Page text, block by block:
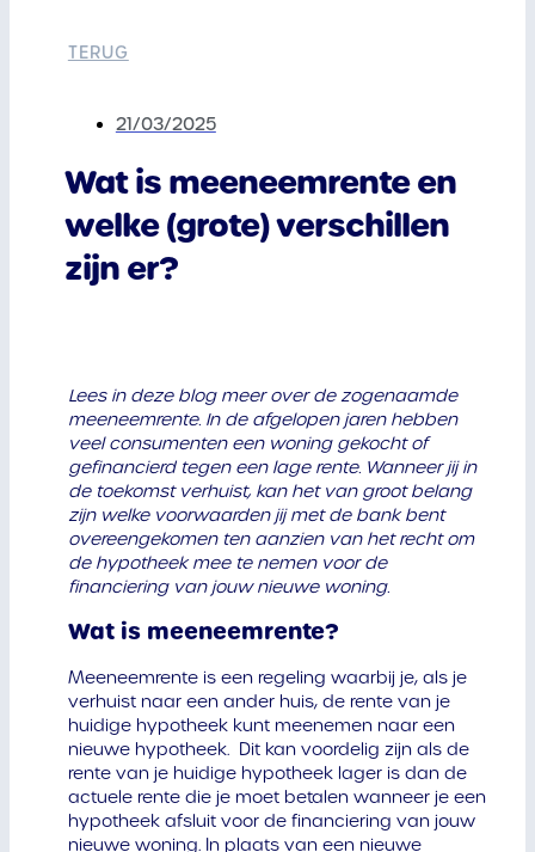
TERUG
21/03/2025
Wat is meeneemrente en
welke (grote) verschillen
zijn er?
Lees in deze blog meer over de zogenaamde
meeneemrente. In de afgelopen jaren hebben
veel consumenten een woning gekocht of
gefinancierd tegen een lage rente. Wanneer jij in
de toekomst verhuist, kan het van groot belang
zijn welke voorwaarden jij met de bank bent
overeengekomen ten aanzien van het recht om
de hypotheek mee te nemen voor de
financiering van jouw nieuwe woning.
Wat is meeneemrente?
Meeneemrente is een regeling waarbij je, als je
verhuist naar een ander huis, de rente van je
huidige hypotheek kunt meenemen naar een
nieuwe hypotheek. Dit kan voordelig zijn als de
rente van je huidige hypotheek lager is dan de
actuele rente die je moet betalen wanneer je een
hypotheek afsluit voor de financiering van jouw
nieuwe woning. In plaats van een nieuwe